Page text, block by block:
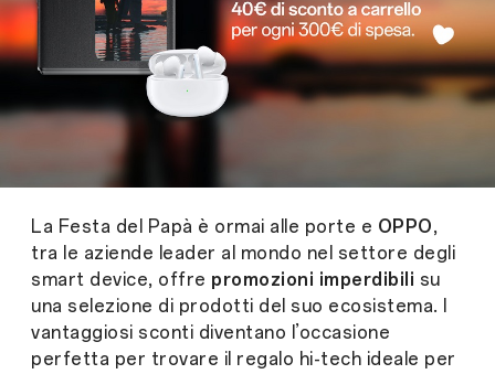
La Festa del Papà è ormai alle porte e OPPO,
tra le aziende leader al mondo nel settore degli
smart device, offre promozioni imperdibili su
una selezione di prodotti del suo ecosistema. I
vantaggiosi sconti diventano l’occasione
perfetta per trovare il regalo hi-tech ideale per